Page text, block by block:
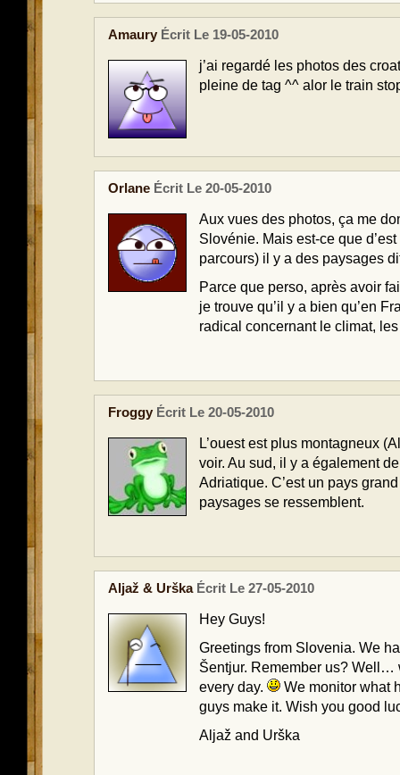
Amaury Écrit Le 19-05-2010
j’ai regardé les photos des
pleine de tag ^^ alor le train
Orlane Écrit Le 20-05-2010
Aux vues des photos, ça me
Slovénie. Mais est-ce que
parcours) il y a des paysages
Parce que perso, après avoir
je trouve qu’il y a bien qu’en
radical concernant le climat,
Froggy Écrit Le 20-05-2010
L’ouest est plus montagneux
voir. Au sud, il y a également
Adriatique. C’est un pays
paysages se ressemblent.
Aljaž & UrškaÉcrit Le 27-05-2010
Hey Guys!
Greetings from Slovenia. We
Šentjur. Remember us? Well…
every day.
We monitor what
guys make it. Wish you good
Aljaž and Urška